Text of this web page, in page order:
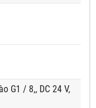
G1 / 8,, DC 24 V,